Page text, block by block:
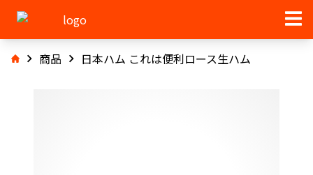
商品 日本ハム これは便利ロース生ハム